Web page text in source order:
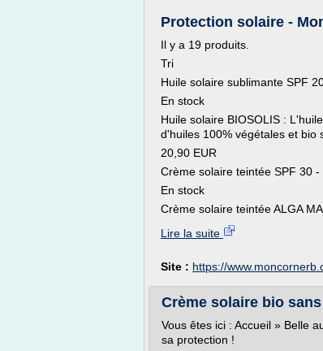
Protection solaire -
Il y a 19 produits.
Tri
Huile solaire sublimante SPF
En stock
Huile solaire BIOSOLIS :
d'huiles 100% végétales et bio
20,90 EUR
Crème solaire teintée SPF 30 -
En stock
Crème solaire teintée ALGA
Lire la suite
Site : https://
Crème solaire bio
Vous êtes ici : Accueil » Belle
sa protection !